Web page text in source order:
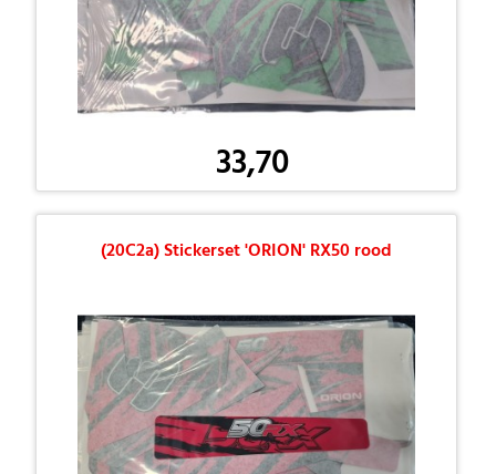
33,70
(20C2a) Stickerset 'ORION' RX50 rood